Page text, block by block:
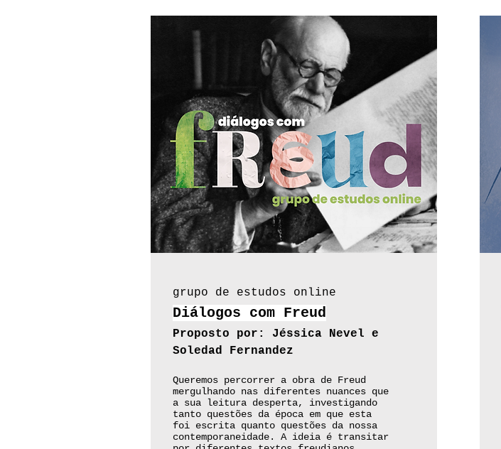
grupo de estudos online
Diálogos com Freud
Proposto por: Jéssica Nevel e
Soledad Fernandez
Queremos percorrer a obra de Freud
mergulhando nas diferentes nuances que
a sua leitura desperta, investigando
tanto questões da época em que esta
foi escrita quanto questões da nossa
contemporaneidade. A ideia é transitar